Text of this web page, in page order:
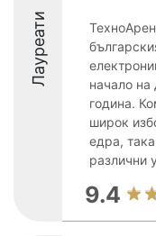
Лауреати
начало на
година.
широк
едра,
различни
9.4